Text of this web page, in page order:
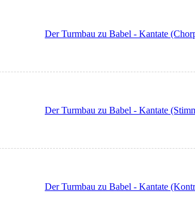
Der Turmbau zu Babel - Kantate
Der Turmbau zu Babel - Kantate
Der Turmbau zu Babel - Kantate